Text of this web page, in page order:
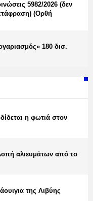
5982/2026 (δεν
(Ορθή
180 δισ.
η φωτιά στον
αλιευμάτων από το
της Λιβύης